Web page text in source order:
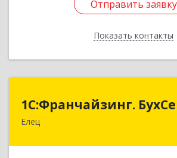
Отправить заявку
Показать контакты
Отправить заявку
Назад
1С:Франчайзинг.
Елец
1С:Франчайзинг.